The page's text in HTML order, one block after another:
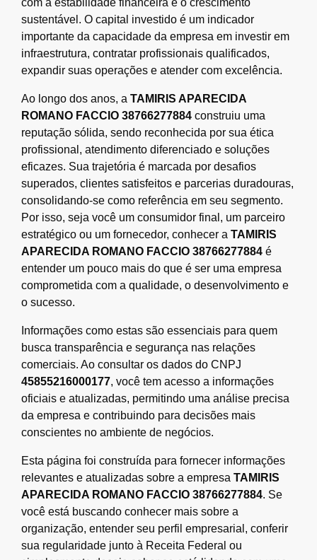
sustentável. O capital investido é um indicador
importante da capacidade da empresa em investir em
infraestrutura, contratar profissionais qualificados,
expandir suas operações e atender com excelência.
Ao longo dos anos, a TAMIRIS APARECIDA
ROMANO FACCIO 38766277884 construiu uma
reputação sólida, sendo reconhecida por sua ética
profissional, atendimento diferenciado e soluções
eficazes. Sua trajetória é marcada por desafios
superados, clientes satisfeitos e parcerias duradouras,
consolidando-se como referência em seu segmento.
Por isso, seja você um consumidor final, um parceiro
estratégico ou um fornecedor, conhecer a TAMIRIS
APARECIDA ROMANO FACCIO 38766277884 é
entender um pouco mais do que é ser uma empresa
comprometida com a qualidade, o desenvolvimento e
o sucesso.
Informações como estas são essenciais para quem
busca transparência e segurança nas relações
comerciais. Ao consultar os dados do CNPJ
45855216000177, você tem acesso a informações
oficiais e atualizadas, permitindo uma análise precisa
da empresa e contribuindo para decisões mais
conscientes no ambiente de negócios.
Esta página foi construída para fornecer informações
relevantes e atualizadas sobre a empresa TAMIRIS
APARECIDA ROMANO FACCIO 38766277884. Se
você está buscando conhecer mais sobre a
organização, entender seu perfil empresarial, conferir
sua regularidade junto à Receita Federal ou